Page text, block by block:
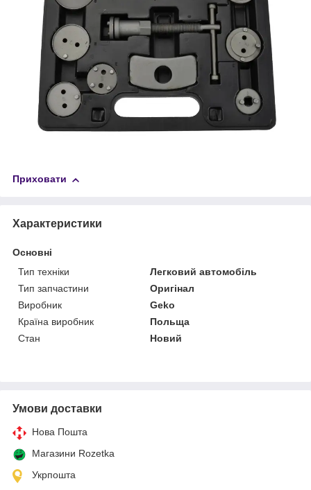
Приховати
Характеристики
Основні
Тип техніки
Легковий автомобіль
Тип запчастини
Оригінал
Виробник
Geko
Країна виробник
Польща
Стан
Новий
Умови доставки
Нова Пошта
Магазини Rozetka
Укрпошта